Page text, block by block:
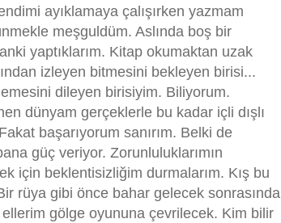
ayıklamaya çalışırken yazmam
meşguldüm. Aslında boş bir
yaptıklarım. Kitap okumaktan uzak
izleyen bitmesini bekleyen birisi...
dileyen birisiyim. Biliyorum.
dünyam gerçeklerle bu kadar içli dışlı
başarıyorum sanırım. Belki de
güç veriyor. Zorunluluklarımın
için beklentisizliğim durmalarım. Kış bu
rüya gibi önce bahar gelecek sonrasında
ellerim gölge oyununa çevrilecek. Kim bilir